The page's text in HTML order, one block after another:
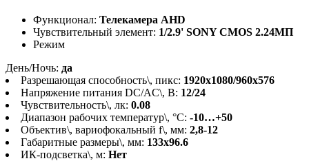
Функционал: Телекамера AHD
Чувствительный элемент: 1/2.9' SONY CMOS 2.24МП
Режим
День/Ночь: да
Разрешающая способность\, пикс: 1920х1080/960х576
Напряжение питания DC/AC\, B: 12/24
Чувствительность\, лк: 0.08
Диапазон рабочих температур\, °С: -10…+50
Объектив\, вариофокальный f\, мм: 2,8-12
Габаритные размеры\, мм: 133х96.6
ИК-подсветка\, м: Нет